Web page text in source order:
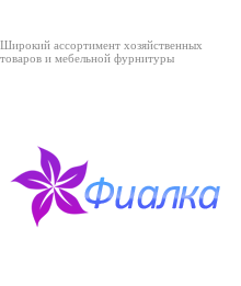
Широкий ассортимент хозяйственных
товаров и мебельной фурнитуры